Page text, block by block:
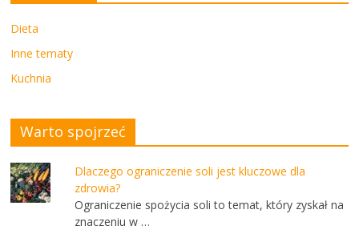
Dieta
Inne tematy
Kuchnia
Warto spojrzeć
Dlaczego ograniczenie soli jest kluczowe dla
zdrowia?
Ograniczenie spożycia soli to temat, który zyskał na
znaczeniu w …